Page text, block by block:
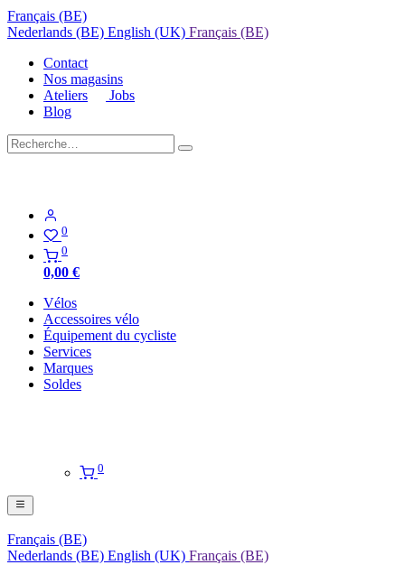
Français (BE)
Nederlands (BE) English (UK) Français (BE)
Contact
Nos magasins
Ateliers
Jobs
Blog
0
0
0,00 €
Vélos
Accessoires vélo
Équipement du cycliste
Services
Marques
Soldes
0
Français (BE)
Nederlands (BE) English (UK) Français (BE)